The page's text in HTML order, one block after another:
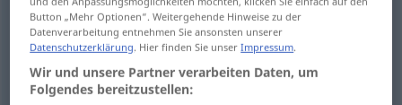
Dicke(r) dikkerd
Dickerchenn dikkerd UMG
Button „Mehr Optionen“. Weitergehende Hinweise zu der
Datenverarbeitung entnehmen Sie ansonsten unserer
Datenschutzerklärung. Hier finden Sie unserImpressum.
Wir und unsere Partner verarbeiten Daten, um
Folgendes bereitzustellen: